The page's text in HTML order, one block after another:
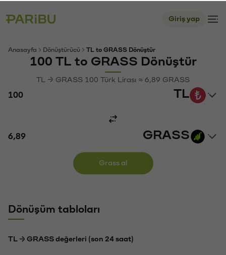
Giriş yap
Anasayfa Dönüştürücü TL to GRASS Dönüştür
100 TL to GRASS Dönüştür
TL → GRASS 100 Türk Lirası ≈ 6,89 GRASS
TL
GRASS
Grass al
Dönüşüm tabloları
TL → GRASS değerleri (son 24 saat)